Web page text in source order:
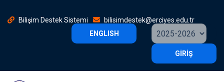
Bilişim Destek Sistemi
bilisimdestek@erciyes.edu.tr
ENGLISH
GİRİŞ